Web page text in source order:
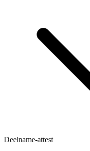
Deelname-attest